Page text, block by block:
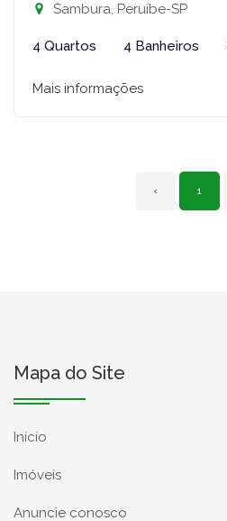
Sambura, Peruíbe-SP
4 Quartos 4 Banheiros
Mais informações
‹ 1
Mapa do Site
Início
Imóveis
Anuncie conosco